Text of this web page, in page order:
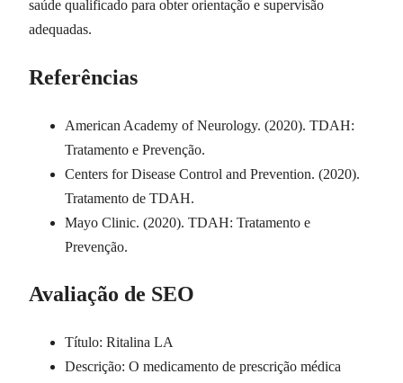
saúde qualificado para obter orientação e supervisão
adequadas.
Referências
American Academy of Neurology. (2020). TDAH:
Tratamento e Prevenção.
Centers for Disease Control and Prevention. (2020).
Tratamento de TDAH.
Mayo Clinic. (2020). TDAH: Tratamento e
Prevenção.
Avaliação de SEO
Título: Ritalina LA
Descrição: O medicamento de prescrição médica